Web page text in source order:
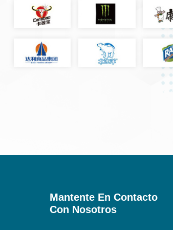
Mantente En Contacto
Con Nosotros